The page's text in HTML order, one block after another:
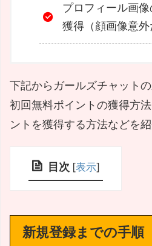
プロフィール画
獲得（顔画像意外
下記からガールズチャット
初回無料ポイントの獲得方
ントを獲得する方法などを紹
目次 [表示]
新規登録までの手順